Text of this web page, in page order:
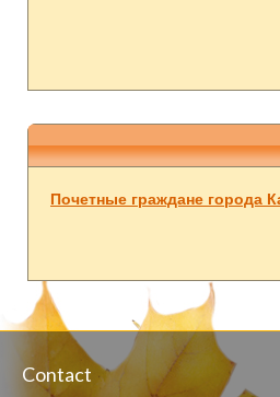
Почетные граждане города
Contact